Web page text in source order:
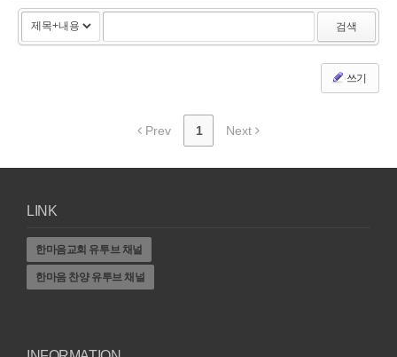
검색
쓰기
Prev 1 Next
LINK
한마음교회 유투브 채널
한마음 찬양 유투브 채널